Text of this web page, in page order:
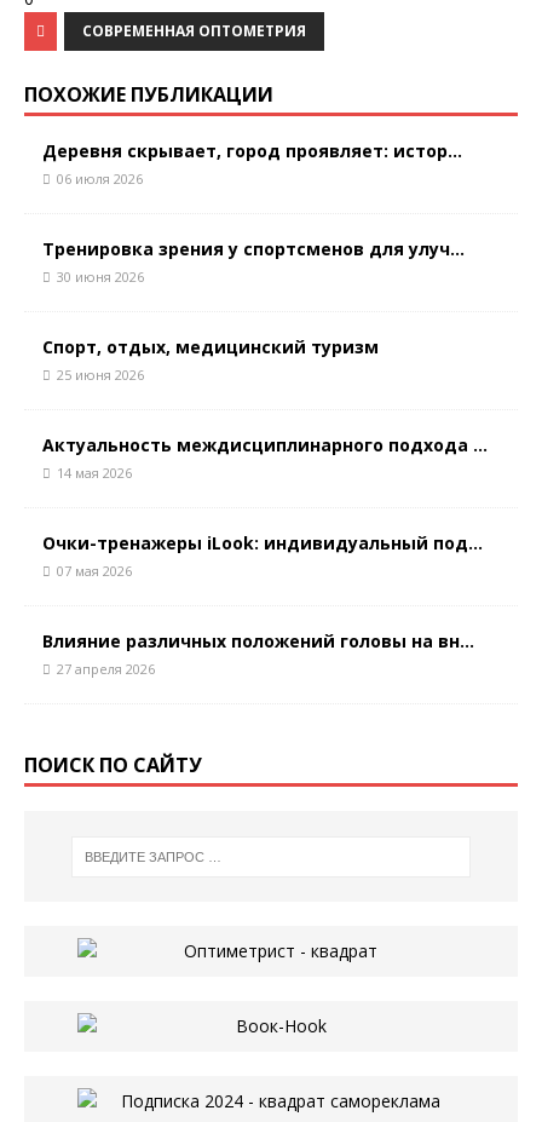
СОВРЕМЕННАЯ ОПТОМЕТРИЯ
ПОХОЖИЕ ПУБЛИКАЦИИ
Деревня скрывает, город проявляет: истор...
06 июля 2026
Тренировка зрения у спортсменов для улуч...
30 июня 2026
Спорт, отдых, медицинский туризм
25 июня 2026
Актуальность междисциплинарного подхода ...
14 мая 2026
Очки-тренажеры iLook: индивидуальный под...
07 мая 2026
Влияние различных положений головы на вн...
27 апреля 2026
ПОИСК ПО САЙТУ